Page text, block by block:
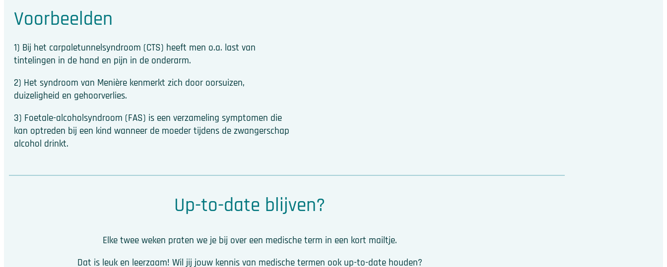
Voorbeelden
1) Bij het carpaletunnelsyndroom (CTS) heeft men o.a. last van
tintelingen in de hand en pijn in de onderarm.
2) Het syndroom van Menière kenmerkt zich door oorsuizen,
duizeligheid en gehoorverlies.
3) Foetale-alcoholsyndroom (FAS) is een verzameling symptomen die
kan optreden bij een kind wanneer de moeder tijdens de zwangerschap
alcohol drinkt.
Up-to-date blijven?
Elke twee weken praten we je bij over een medische term in een kort mailtje.
Dat is leuk en leerzaam! Wil jij jouw kennis van medische termen ook up-to-date houden?